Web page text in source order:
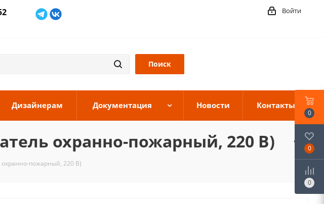
Войти
Дизайнерам Документация Новости Контакты
охранно-пожарный, 220 В)
пожарный, 220 В)
0
0
0